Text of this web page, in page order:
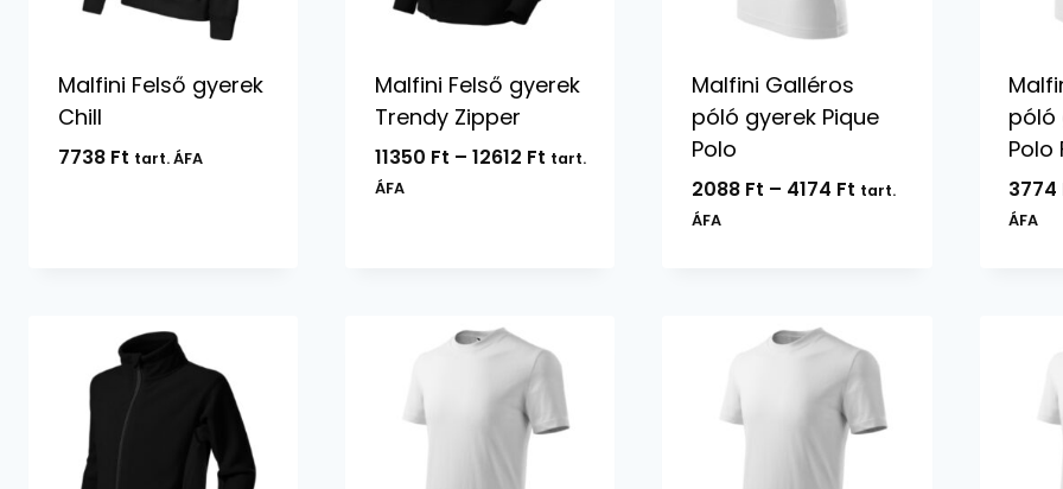
Malfini Felső gyerek
Chill
7738 Ft tart. ÁFA
Malfini Felső gyerek
Trendy Zipper
11350 Ft – 12612 FtÁrtartomány:
tart.
ÁFA
Malfini Galléros
póló gyerek Pique
Polo
2088 Ft – 4174 FtÁrtartomány:
tart.
ÁFA
póló
Polo
3774
ÁFA